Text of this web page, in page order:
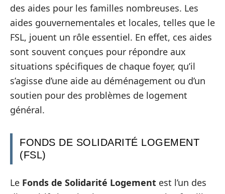
des aides pour les familles nombreuses. Les
aides gouvernementales et locales, telles que le
FSL, jouent un rôle essentiel. En effet, ces aides
sont souvent conçues pour répondre aux
situations spécifiques de chaque foyer, qu’il
s’agisse d’une aide au déménagement ou d’un
soutien pour des problèmes de logement
général.
FONDS DE SOLIDARITÉ LOGEMENT
(FSL)
Le Fonds de Solidarité Logement est l’un des